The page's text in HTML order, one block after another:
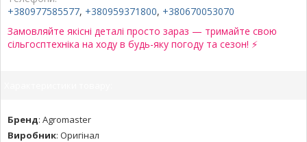
+380977585577, +380959371800, +380670053070
Замовляйте якісні деталі просто зараз — тримайте свою
сільгосптехніка на ходу в будь-яку погоду та сезон! ⚡
Бренд: Agromaster
Виробник: Оригінал